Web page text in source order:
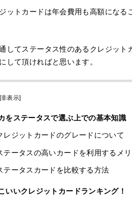
ットカードは年会費用も高額にな
してステータス性のあるクレジッ
して頂ければと思います。
[非表示]
をステータスで選ぶ上での基本知識
レジットカードのグレードについて
テータスの高いカードを利用するメ
テータスカードを比較する方法
いいクレジットカードランキング！